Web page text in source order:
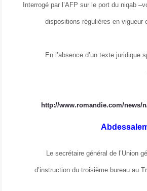
Interrogé par l’AFP sur le port du niqab
dispositions régulières en vigueur
En l’absence d’un texte
http://www.romandie.com/news/
Le secrétaire général de l’Union
d’instruction du troisième bureau au